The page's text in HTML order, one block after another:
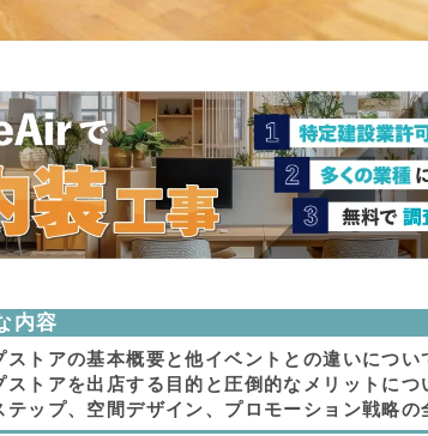
内容
ストアの基本概要と他イベントとの違いについ
ストアを出店する目的と圧倒的なメリットにつ
テップ、空間デザイン、プロモーション戦略の